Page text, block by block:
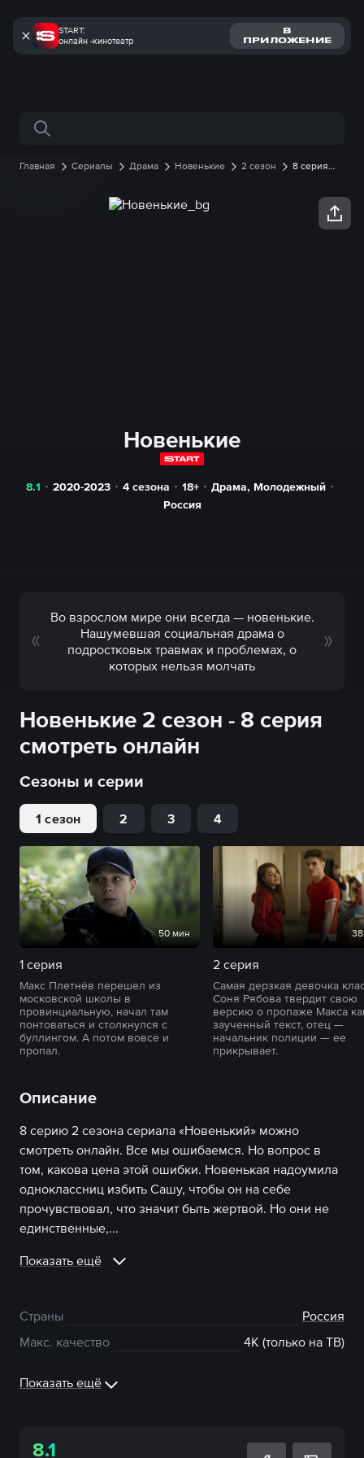
START:
онлайн -кинотеатр
В
ПРИЛОЖЕНИЕ
Поиск по сайту
Главная Сериалы Драма Новенькие 2 сезон
8 серия
Новенькие
8.1 2020-2023 4 сезона 18+ Драма, Молодежный
Россия
Во взрослом мире они всегда — новенькие.
Нашумевшая социальная драма о
подростковых травмах и проблемах, о
которых нельзя молчать
Новенькие 2 сезон - 8 серия
смотреть онлайн
Сезоны и серии
1 сезон 2 3 4
50 мин
1 серия
Макс Плетнёв перешел из
московской школы в
провинциальную, начал там
понтоваться и столкнулся с
буллингом. А потом вовсе и
пропал.
2 серия
Самая дерзкая девочка
Соня Рябова твердит свою
версию о пропаже Макса
заученный текст, отец —
начальник полиции — ее
прикрывает.
Описание
8 серию 2 сезона сериала «Новенький» можно
смотреть онлайн. Все мы ошибаемся. Но вопрос в
том, какова цена этой ошибки. Новенькая надоумила
одноклассниц избить Сашу, чтобы он на себе
прочувствовал, что значит быть жертвой. Но они не
единственные,...
Показать ещё
Страны
Россия
Макс. качество
4К (только на ТВ)
Показать ещё
8.1